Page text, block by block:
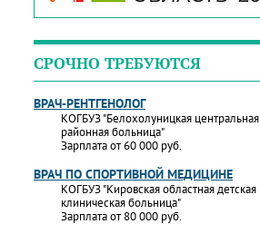
СРОЧНО ТРЕБУЮТСЯ
ВРАЧ-РЕНТГЕНОЛОГ
КОГБУЗ "Белохолуницкая центральная
районная больница"
Зарплата от 60 000 руб.
ВРАЧ ПО СПОРТИВНОЙ МЕДИЦИНЕ
КОГБУЗ "Кировская областная детская
клиническая больница"
Зарплата от 80 000 руб.